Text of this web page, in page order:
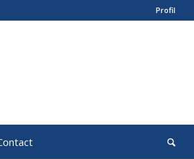
Profil